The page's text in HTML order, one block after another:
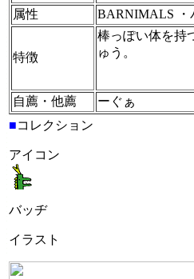
属性
BARNIMALS ・
特徴
棒っぽい体を持
ゅう。
自薦・他薦
ーぐぁ
■コレクション
アイコン
バッヂ
イラスト